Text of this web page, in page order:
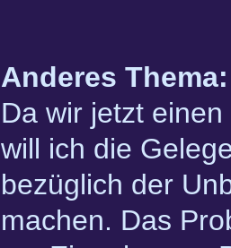
Anderes Thema:
Da wir jetzt
will ich die
bezüglich der
machen. Das